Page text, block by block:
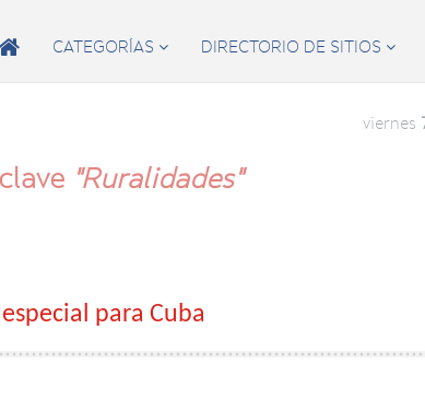
CATEGORÍAS  DIRECTORIO DE SITIOS 
viernes
"Ruralidades"
para Cuba